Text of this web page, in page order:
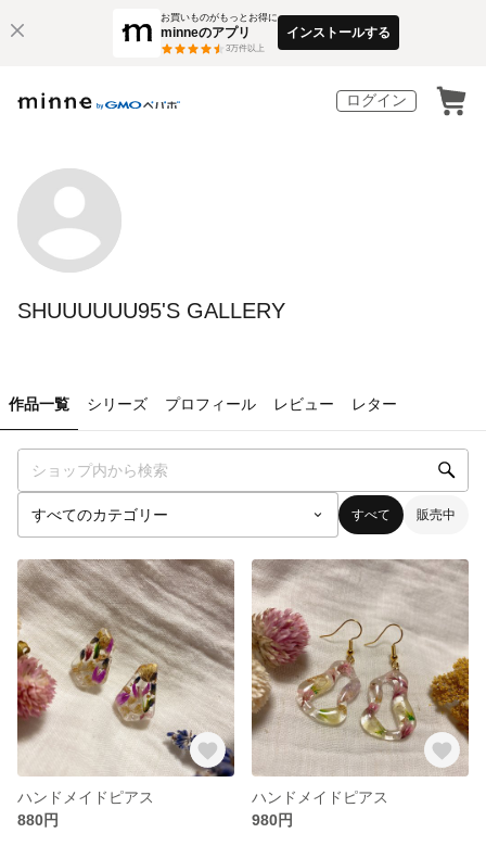
お買いものがもっとお得に
minneのアプリ
3万件以上
インストールする
ログイン
SHUUUUUU95'S GALLERY
作品一覧 シリーズ プロフィール レビュー レター
すべて 販売中
ハンドメイドピアス
880円
ハンドメイドピアス
980円